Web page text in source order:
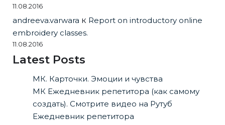
11.08.2016
andreeva.varwara к Report on introductory online
embroidery classes.
11.08.2016
Latest Posts
МК. Карточки. Эмоции и чувства
МК Ежедневник репетитора (как самому
создать). Смотрите видео на Рутуб
Ежедневник репетитора